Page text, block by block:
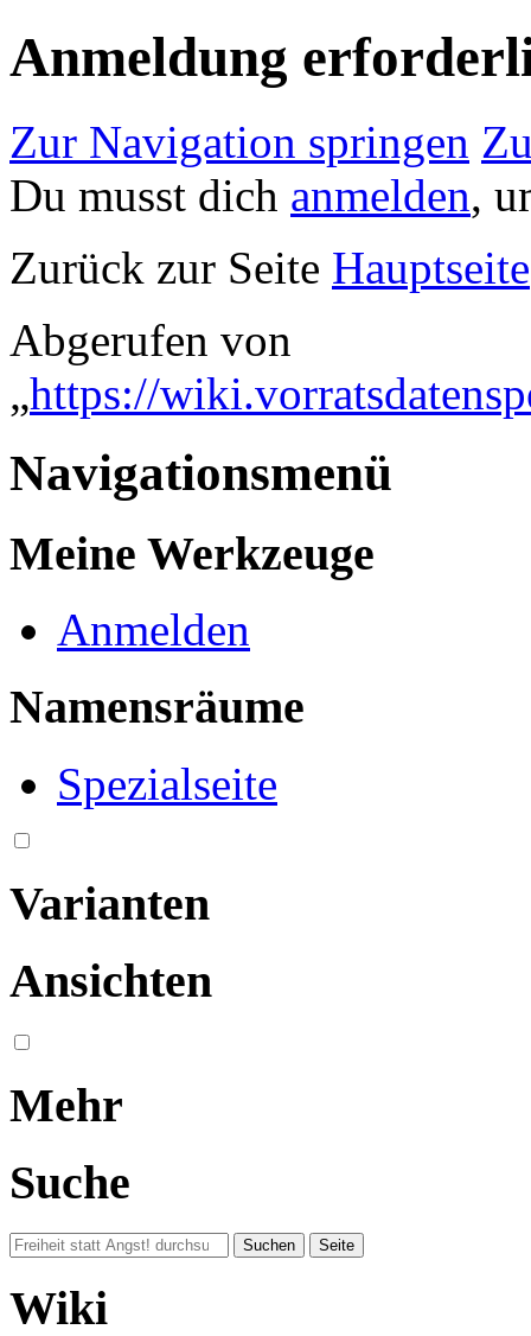
Anmeldung
Zur Navigation springen
Du musst dich anmelden,
Zurück zur Seite Hauptseite
Abgerufen von
„https://
Navigationsmenü
Meine Werkzeuge
Anmelden
Namensräume
Spezialseite
Varianten
Ansichten
Mehr
Suche
Wiki